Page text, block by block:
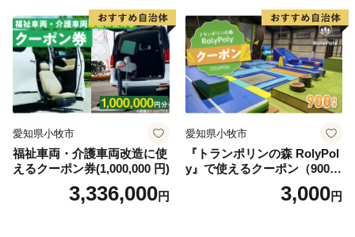
京都市ふるさと納税業務受託業者（株式会社JTB）
※第五十五号様式の受付処理・通知に関しましては、
(株)JTBならびに(株)シフトセブンコンサルティングが
受託しております。
※(株)エッグ分室宛返信用封筒をお持ちの方は、(株)エ
ッグ分室宛返信用封筒をご利用ください。
・メールアドレスを御登録の方は、受付後メールにて受
付通知をお送りします。
愛知県小牧市
福祉車両・介護車両改造に使
えるクーポン券(1,000,000 円)
3,336,000円
愛知県小牧市
『トランポリンの森 RolyPol
y』で使えるクーポン（900
3,000円